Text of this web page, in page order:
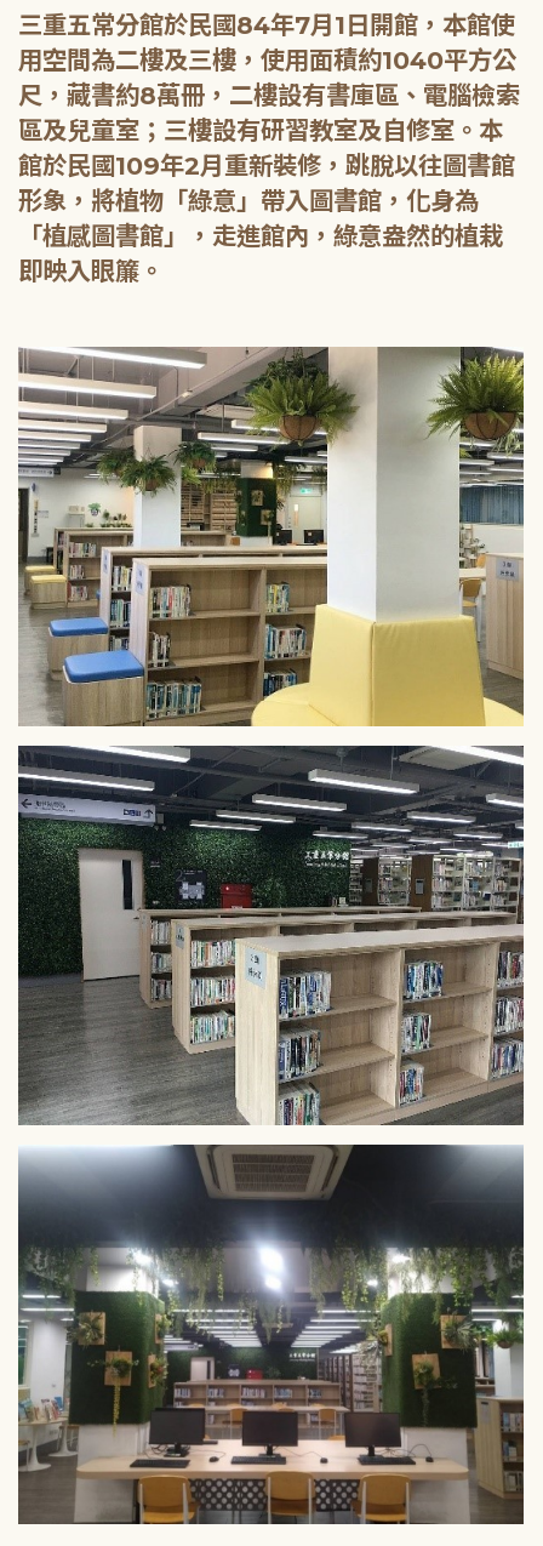
三重五常分館於民國84年7月1日開館，本館使
用空間為二樓及三樓，使用面積約1040平方公
尺，藏書約8萬冊，二樓設有書庫區、電腦檢索
區及兒童室；三樓設有研習教室及自修室。本
館於民國109年2月重新裝修，跳脫以往圖書館
形象，將植物「綠意」帶入圖書館，化身為
「植感圖書館」，走進館內，綠意盎然的植栽
即映入眼簾。